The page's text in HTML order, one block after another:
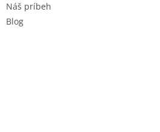
Náš príbeh
Blog